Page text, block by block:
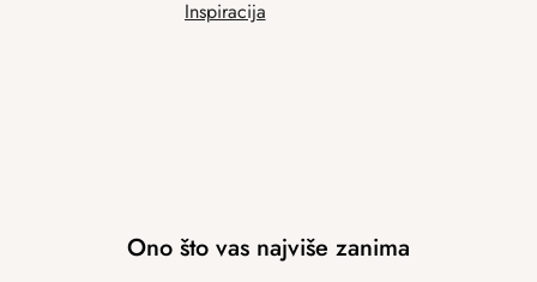
Inspiracija
Ono što vas najviše zanima